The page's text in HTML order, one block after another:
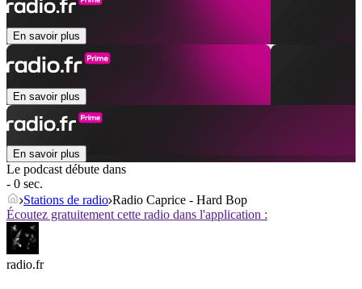
En savoir plus
En savoir plus
En savoir plus
Le podcast débute dans
- 0 sec.
Stations de radio Radio Caprice - Hard Bop
Écoutez gratuitement cette radio dans l'application :
radio.fr